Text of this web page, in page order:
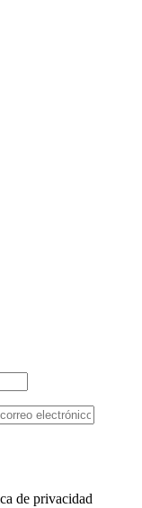
de privacidad